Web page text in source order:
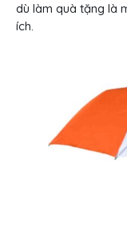
dù làm quà tặng là
ích.